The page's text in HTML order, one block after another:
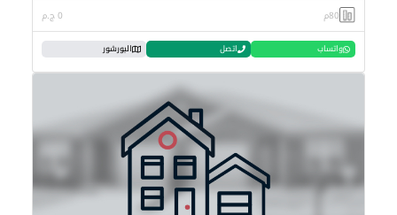
80م 0 ج.م
واتساب اتصل البورشور